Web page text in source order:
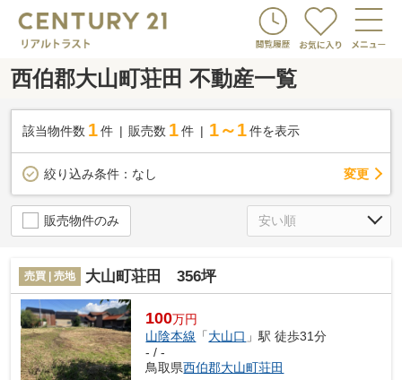
西伯郡大山町荘田 不動産一覧
該当物件数 1件 販売数 1 件 1～1 件を表示
絞り込み条件： なし 変更
販売物件のみ
売買 | 売地 大山町荘田 356坪
100万円
山陰本線 「大山口 」駅 徒歩31分
- / -
鳥取県西伯郡大山町荘田